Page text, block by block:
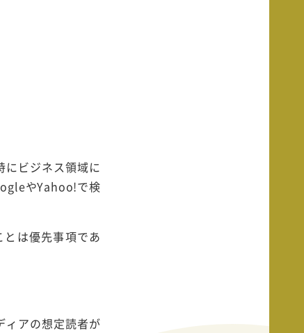
ビジネス領域に
やYahoo!で検
は優先事項であ
ィアの想定読者が